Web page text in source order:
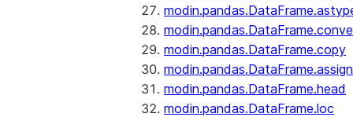
modin.pandas.DataFrame.copy
modin.pandas.DataFrame.assign
modin.pandas.DataFrame.head
modin.pandas.DataFrame.loc